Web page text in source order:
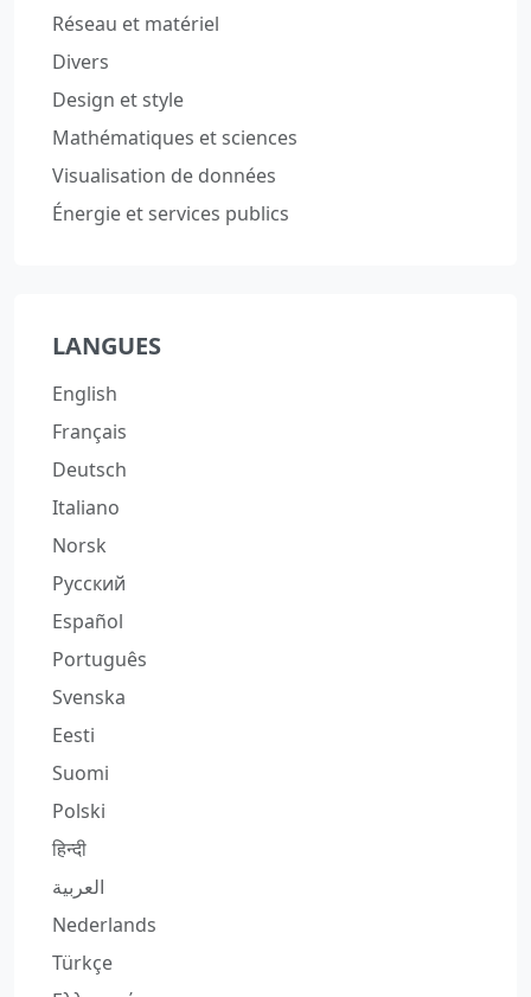
Réseau et matériel
Divers
Design et style
Mathématiques et sciences
Visualisation de données
Énergie et services publics
LANGUES
English
Français
Deutsch
Italiano
Norsk
Русский
Español
Português
Svenska
Eesti
Suomi
Polski
हिन्दी
العربية
Nederlands
Türkçe